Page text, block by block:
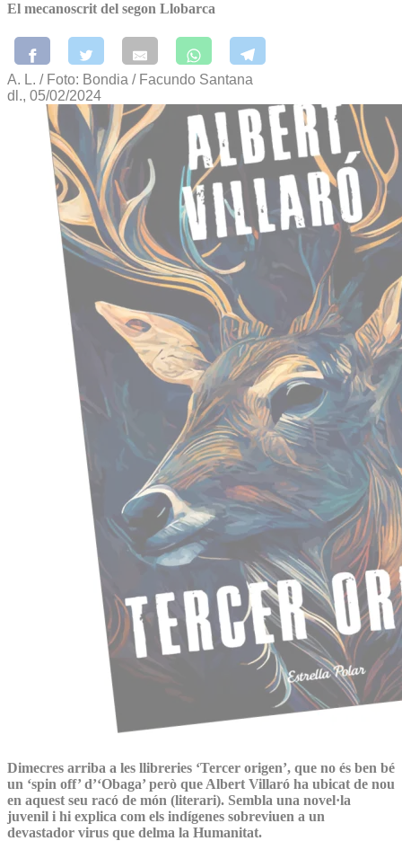
El mecanoscrit del segon Llobarca
A. L. / Foto: Bondia / Facundo Santana
dl., 05/02/2024
Dimecres arriba a les llibreries ‘Tercer origen’, que no és ben bé
un ‘spin off’ d’‘Obaga’ però que Albert Villaró ha ubicat de nou
en aquest seu racó de món (literari). Sembla una novel·la
juvenil i hi explica com els indígenes sobreviuen a un
devastador virus que delma la Humanitat.